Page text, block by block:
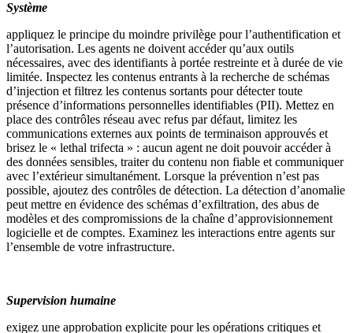
Système
appliquez le principe du moindre privilège pour l’authentification et
l’autorisation. Les agents ne doivent accéder qu’aux outils
nécessaires, avec des identifiants à portée restreinte et à durée de vie
limitée. Inspectez les contenus entrants à la recherche de schémas
d’injection et filtrez les contenus sortants pour détecter toute
présence d’informations personnelles identifiables (PII). Mettez en
place des contrôles réseau avec refus par défaut, limitez les
communications externes aux points de terminaison approuvés et
brisez le « lethal trifecta » : aucun agent ne doit pouvoir accéder à
des données sensibles, traiter du contenu non fiable et communiquer
avec l’extérieur simultanément. Lorsque la prévention n’est pas
possible, ajoutez des contrôles de détection. La détection d’anomalie
peut mettre en évidence des schémas d’exfiltration, des abus de
modèles et des compromissions de la chaîne d’approvisionnement
logicielle et de comptes. Examinez les interactions entre agents sur
l’ensemble de votre infrastructure.
Supervision humaine
exigez une approbation explicite pour les opérations critiques et